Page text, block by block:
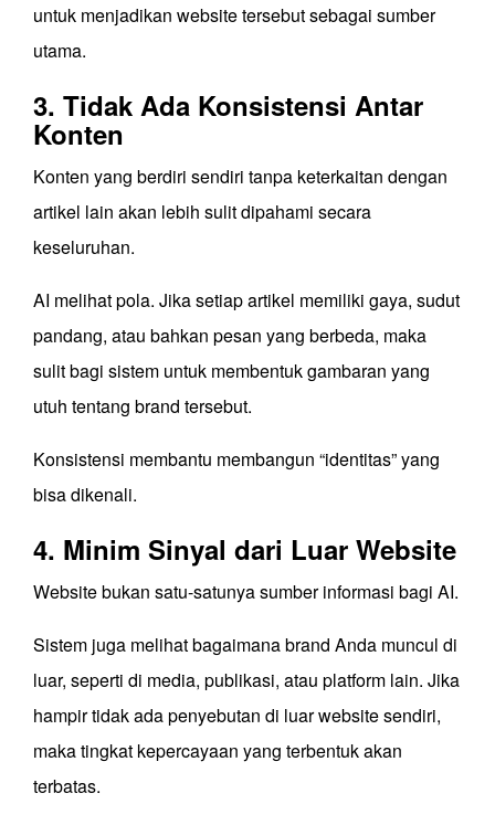
untuk menjadikan website tersebut sebagai sumber
utama.
3. Tidak Ada Konsistensi Antar
Konten
Konten yang berdiri sendiri tanpa keterkaitan dengan
artikel lain akan lebih sulit dipahami secara
keseluruhan.
AI melihat pola. Jika setiap artikel memiliki gaya, sudut
pandang, atau bahkan pesan yang berbeda, maka
sulit bagi sistem untuk membentuk gambaran yang
utuh tentang brand tersebut.
Konsistensi membantu membangun “identitas” yang
bisa dikenali.
4. Minim Sinyal dari Luar Website
Website bukan satu-satunya sumber informasi bagi AI.
Sistem juga melihat bagaimana brand Anda muncul di
luar, seperti di media, publikasi, atau platform lain. Jika
hampir tidak ada penyebutan di luar website sendiri,
maka tingkat kepercayaan yang terbentuk akan
terbatas.